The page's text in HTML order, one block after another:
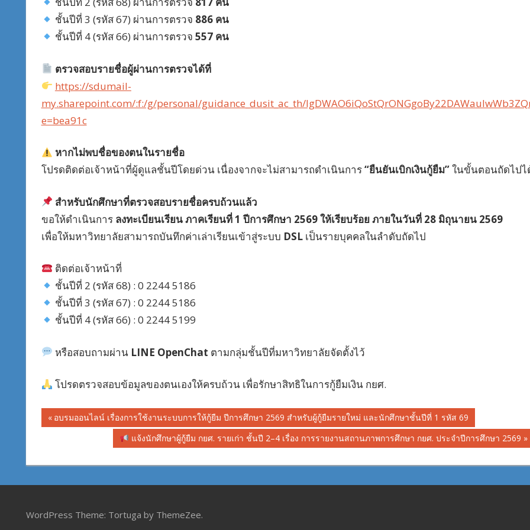
ชั้นปีที่ 3 (รหัส 67) ผ่านการตรวจ 886 คน
ชั้นปีที่ 4 (รหัส 66) ผ่านการตรวจ 557 คน
ตรวจสอบรายชื่อผู้ผ่านการตรวจได้ที่
https://sdumail-
my.sharepoint.com/:f:/g/personal/guidance_dusit_ac_th/
e=bea91c
หากไม่พบชื่อของตนในรายชื่อ
โปรดติดต่อเจ้าหน้าที่ผู้ดูแลชั้นปีโดยด่วน เนื่องจากจะไม่สามารถดำเนินการ“ยืนยันเบิกเงินกู้ยืม”ในขั้นตอนถัดไปไ
สำหรับนักศึกษาที่ตรวจสอบรายชื่อครบถ้วนแล้ว
ขอให้ดำเนินการ ลงทะเบียนเรียน ภาคเรียนที่ 1 ปีการศึกษา 2569 ให้เรียบร้อย ภายในวันที่ 28 มิถุนายน 2569
เพื่อให้มหาวิทยาลัยสามารถบันทึกค่าเล่าเรียนเข้าสู่ระบบ DSLเป็นรายบุคคลในลำดับถัดไป
ติดต่อเจ้าหน้าที่
ชั้นปีที่ 2 (รหัส 68) : 0 2244 5186
ชั้นปีที่ 3 (รหัส 67) : 0 2244 5186
ชั้นปีที่ 4 (รหัส 66) : 0 2244 5199
หรือสอบถามผ่าน LINE OpenChat ตามกลุ่มชั้นปีที่มหาวิทยาลัยจัดตั้งไว้
โปรดตรวจสอบข้อมูลของตนเองให้ครบถ้วน เพื่อรักษาสิทธิในการกู้ยืมเงิน กยศ.
Post
navigation
Previous
Post:
อบรมออนไลน์ เรื่องการใช้งานระบบการให้กู้ยืม ปีการศึกษา 2569 สำหรับผู้กู้ยืมรายใหม่ และนักศึกษาชั้นปีที่ 1 รหัส 69
Nextแจ้งนักศึกษาผู้กู้ยืม กยศ. รายเก่า ชั้นปี 2–4 เรื่อง การรายงานสถานภาพการศึกษา กยศ. ประจำปีการศึกษา 2569
WordPress Theme: Tortuga by ThemeZee.